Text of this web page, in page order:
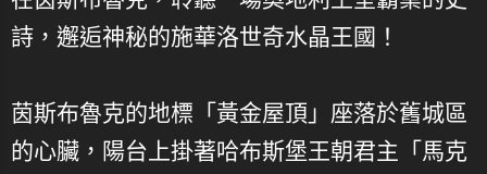
詩，邂逅神秘的施華洛世奇水晶王國！
茵斯布魯克的地標「黃金屋頂」座落於舊城區
的心臟，陽台上掛著哈布斯堡王朝君主「馬克